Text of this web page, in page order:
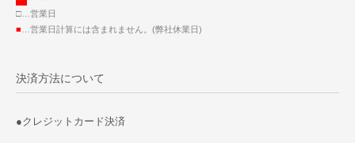
□…営業日
■ …営業日計算には含まれません。(弊社休業日)
決済方法について
●クレジットカード決済